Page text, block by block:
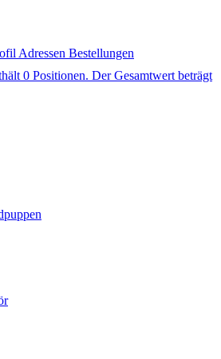
Adressen Bestellungen
0 Positionen. Der Gesamtwert beträgt